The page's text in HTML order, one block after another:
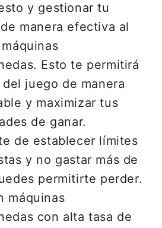
y gestionar tu
manera efectiva al
Esto te permitirá
juego de manera
y maximizar tus
de ganar.
de establecer límites
y no gastar más de
permitirte perder.
máquinas
con alta tasa de